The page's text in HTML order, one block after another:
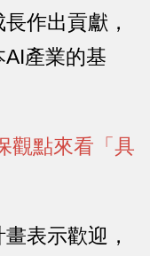
作出貢獻，
AI產業的基
觀點來看「具
表示歡迎，